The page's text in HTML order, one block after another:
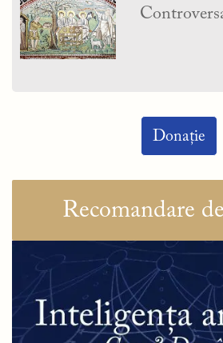
Donație
Recomandare